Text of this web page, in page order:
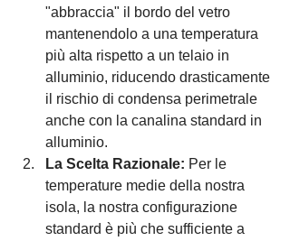
"abbraccia" il bordo del vetro
mantenendolo a una temperatura
più alta rispetto a un telaio in
alluminio, riducendo drasticamente
il rischio di condensa perimetrale
anche con la canalina standard in
alluminio.
La Scelta Razionale: Per le
temperature medie della nostra
isola, la nostra configurazione
standard è più che sufficiente a